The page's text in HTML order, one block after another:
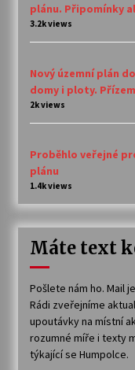
plánu. Připomínky
3.2k views
Nový územní plán
domy i ploty.
2k views
Proběhlo veřejné
plánu
1.4k views
Máte text
Pošlete nám ho. Mail je
Rádi zveřejníme
upoutávky na místní
rozumné míře i texty
týkající se Humpolce.